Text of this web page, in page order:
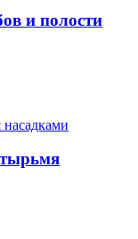
и полости